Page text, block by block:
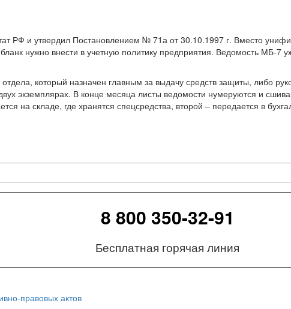
РФ и утвердил Постановлением № 71а от 30.10.1997 г. Вместо
нужно внести в учетную политику предприятия. Ведомость МБ-7
который назначен главным за выдачу средств защиты, либо
экземплярах. В конце месяца листы ведомости нумеруются и
на складе, где хранятся спецсредства, второй – передается в
8 800 350-32-91
Бесплатная горячая линия
правовых актов